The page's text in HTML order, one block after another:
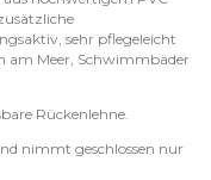
sehr pflegeleicht
am Meer, Schwimmbäder
Rückenlehne.
nimmt geschlossen nur